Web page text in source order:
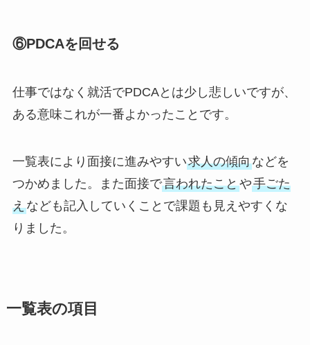
⑥PDCAを回せる
仕事ではなく就活でPDCAとは少し悲しいですが、
ある意味これが一番よかったことです。
一覧表により面接に進みやすい求人の傾向などを
つかめました。また面接で言われたことや手ごた
えなども記入していくことで課題も見えやすくな
りました。
一覧表の項目